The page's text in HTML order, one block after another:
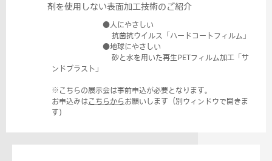
剤を使用しない表面加工技術のご紹介
●人にやさしい
抗菌抗ウイルス「ハードコートフィルム」
●地球にやさしい
砂と水を用いた再生PETフィルム加工「サ
ンドブラスト」
※こちらの展示会は事前申込が必要となります。
お申込みはこちらからお願いします（別ウィンドウで開きま
す)